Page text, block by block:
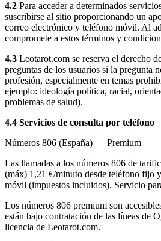
4.2 Para acceder a determinados
suscribirse al sitio proporcionando un
correo electrónico y teléfono móvil. Al
compromete a estos términos y
4.3 Leotarot.com se reserva el derecho
preguntas de los usuarios si la pregunta
profesión, especialmente en temas
ejemplo: ideología política, racial,
problemas de salud).
4.4 Servicios de consulta por teléfono
Números 806 (España) — Premium
Las llamadas a los números 806 de
(máx) 1,21 €/minuto desde teléfono fijo
móvil (impuestos incluidos). Servicio
Los números 806 premium son
están bajo contratación de las líneas de
licencia de Leotarot.com.